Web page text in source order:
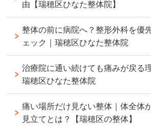
由【瑞穂区ひなた整体院】
整体の前に病院へ？整形外科を優
ェック｜瑞穂区ひなた整体院
治療院に通い続けても痛みが戻る
瑞穂区ひなた整体院
痛い場所だけ見ない整体｜体全体
見立てとは？【瑞穂区の整体】